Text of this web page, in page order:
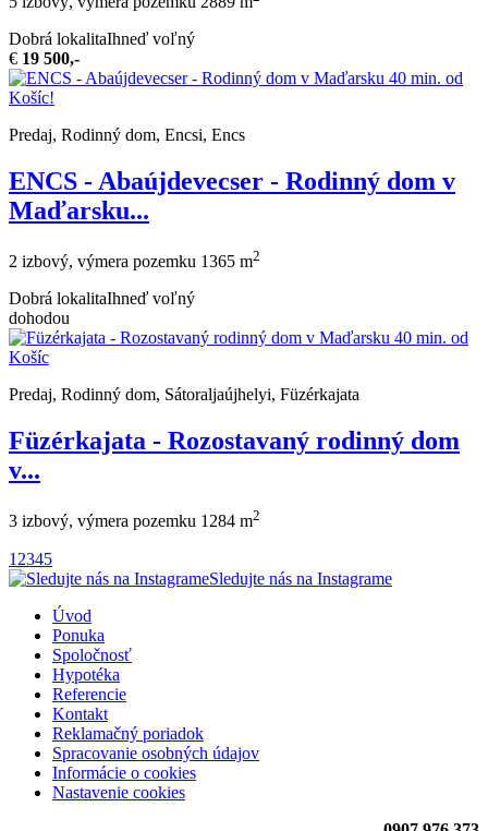
Dobrá lokalitaIhneď voľný
€ 19 500,-
Predaj, Rodinný dom, Encsi, Encs
ENCS - Abaújdevecser - Rodinný dom v
Maďarsku...
2 izbový, výmera pozemku 1365 m2
Dobrá lokalitaIhneď voľný
dohodou
Predaj, Rodinný dom, Sátoraljaújhelyi, Füzérkajata
Füzérkajata - Rozostavaný rodinný dom
v...
3 izbový, výmera pozemku 1284 m2
1 2345
Sledujte nás na Instagrame
Úvod
Ponuka
Spoločnosť
Hypotéka
Referencie
Kontakt
Reklamačný poriadok
Spracovanie osobných údajov
Informácie o cookies
Nastavenie cookies